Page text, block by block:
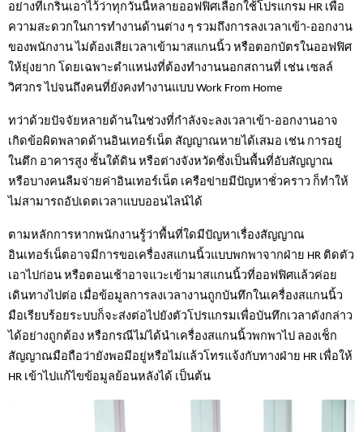
อย่างที่เกริ่นเอาไว้ว่าทุกวันนี้หลายออฟฟิศเลือกใช้โปรแกรม HR เพื่อ
ความสะดวกในการทำงานด้านต่าง ๆ รวมถึงการลงเวลาเข้า-ออกงาน
ของพนักงาน ไม่ต้องเสียเวลาเข้ามาสแกนนิ้ว หรือตอกบัตรในออฟฟิศ
ให้ยุ่งยาก โดยเฉพาะตำแหน่งที่ต้องทำงานนอกสถานที่ เช่น เซลล์
วิศวกร ไปจนถึงคนที่ยังคงทำงานแบบ Work From Home
ทว่าด้วยปัจจัยหลายด้านในช่วงที่กำลังจะลงเวลาเข้า-ออกงานอาจ
เกิดข้อผิดพลาดด้านอินเทอร์เน็ต สัญญาณหายได้เสมอ เช่น การอยู่
ในตึก อาคารสูง ชั้นใต้ดิน หรือต่างจังหวัดซึ่งเป็นพื้นที่อับสัญญาณ
หรือบางคนลืมจ่ายค่าอินเทอร์เน็ต เครือข่ายมีปัญหาชั่วคราว ก็ทำให้
ไม่สามารถอัปเดตเวลาแบบออนไลน์ได้
ตามหลักการหากพนักงานรู้ว่าพื้นที่ใดมีปัญหาเรื่องสัญญาณ
อินเทอร์เน็ตอาจมีการขอเครื่องสแกนนิ้วแบบพกพาจากฝ่าย HR ติดตัว
เอาไปก่อน หรือตอนเช้าอาจแวะเข้ามาสแกนนิ้วที่ออฟฟิศแล้วค่อย
เดินทางไปต่อ เมื่อข้อมูลการลงเวลางานถูกบันทึกในเครื่องสแกนนิ้ว
มือเรียบร้อยระบบก็จะส่งต่อไปยังตัวโปรแกรมเพื่อบันทึกเวลาดังกล่าว
ได้อย่างถูกต้อง หรือกรณีไม่ได้นำเครื่องสแกนนิ้วพกพาไป ลองเช็ก
สัญญาณมือถือว่ายังพอมีอยู่หรือไม่แล้วโทรแจ้งกับทางฝ่าย HR เพื่อให้
HR เข้าไปแก้ไขข้อมูลย้อนหลังได้ เป็นต้น